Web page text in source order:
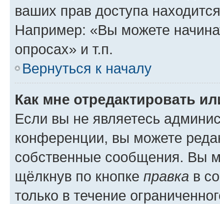
ваших прав доступа
Например: «Вы можете
опросах» и т.п.
Вернуться к началу
Как мне отредактировать
Если вы не являетесь
конференции, вы можете
собственные сообщения. Вы
щёлкнув по кнопке правка в
только в течение